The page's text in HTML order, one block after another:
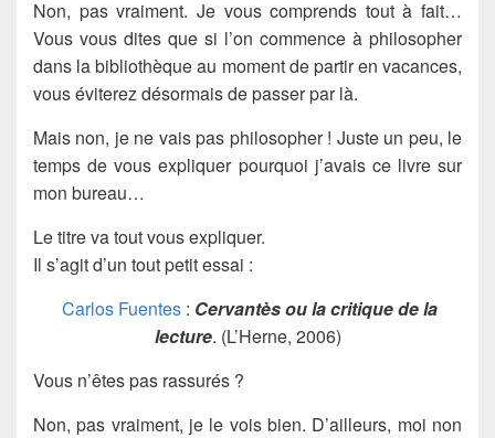
Non, pas vraiment. Je vous comprends tout à fait…
Vous vous dites que si l’on commence à philosopher
dans la bibliothèque au moment de partir en vacances,
vous éviterez désormais de passer par là.
Mais non, je ne vais pas philosopher ! Juste un peu, le
temps de vous expliquer pourquoi j’avais ce livre sur
mon bureau…
Le titre va tout vous expliquer.
Il s’agit d’un tout petit essai :
Carlos Fuentes : Cervantès ou la critique de la
lecture. (L’Herne, 2006)
Vous n’êtes pas rassurés ?
Non, pas vraiment, je le vois bien. D’ailleurs, moi non